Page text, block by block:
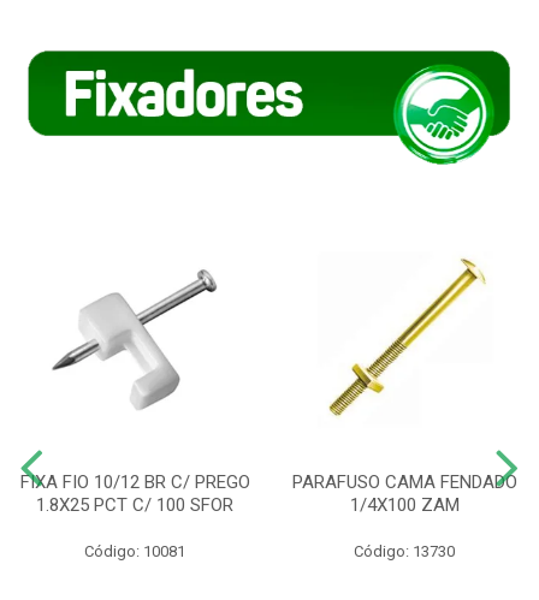
FIXA FIO 10/12 BR C/ PREGO
1.8X25 PCT C/ 100 SFOR
Código: 10081
PARAFUSO CAMA FENDADO
1/4X100 ZAM
Código: 13730